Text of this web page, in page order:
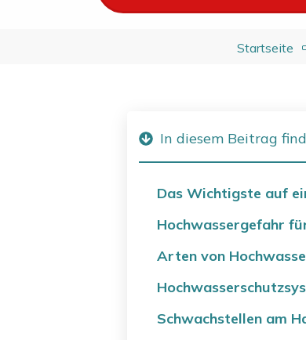
Startseite
In diesem Beitrag
Das Wichtigste auf
Hochwassergefahr
Arten von
Schwachstellen am